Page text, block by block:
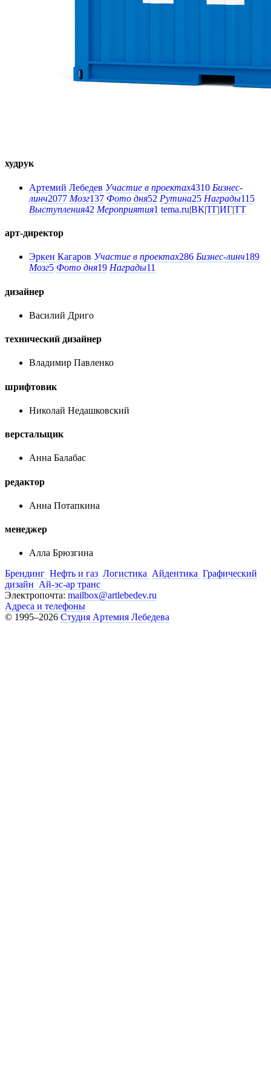
худрук
Артемий Лебедев Участие в проектах4310 Бизнес-
линч2077 Мозг137 Фото дня52 Рутина25 Награды115
Выступления42 Мероприятия1 tema.ru|ВК|ТГ|ИГ|ТТ
арт-директор
Эркен Кагаров Участие в проектах286 Бизнес-линч189
Мозг5 Фото дня19 Награды11
дизайнер
Василий Дриго
технический дизайнер
Владимир Павленко
шрифтовик
Николай Недашковский
верстальщик
Анна Балабас
редактор
Анна Потапкина
менеджер
Алла Брюзгина
Брендинг Нефть и газ Логистика Айдентика Графический
дизайн Ай-эс-ар транс
Электропочта: mailbox@artlebedev.ru
Адреса и телефоны
© 1995–2026 Студия Артемия Лебедева